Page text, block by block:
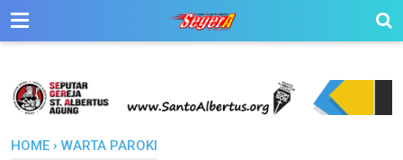
HOME › WARTA PAROKI